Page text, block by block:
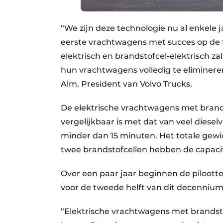
“We zijn deze technologie nu al
eerste vrachtwagens met succes op
elektrisch en brandstofcel-elektrisch
hun vrachtwagens volledig te
Alm, President van Volvo Trucks.
De elektrische vrachtwagens met
vergelijkbaar is met dat van veel
minder dan 15 minuten. Het totale
twee brandstofcellen hebben de
Over een paar jaar beginnen de
voor de tweede helft van dit
“Elektrische vrachtwagens met